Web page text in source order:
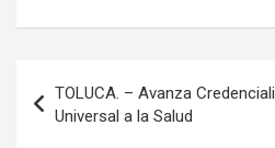
TOLUCA. – Avanza
Universal a la Salud